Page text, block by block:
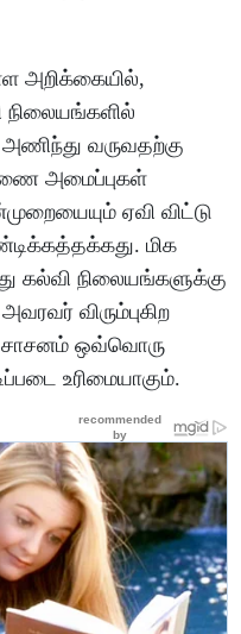
அறிக்கையில்,
நிலையங்களில்
வருவதற்கு
அமைப்புகள்
ஏவி விட்டு
மிக
கல்வி நிலையங்களுக்கு
விரும்புகிற
சாசனம் ஒவ்வொரு
உரிமையாகும்.